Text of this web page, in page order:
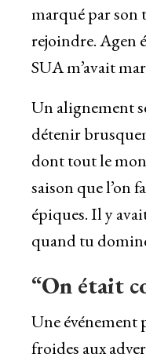
marqué par son
rejoindre. Agen
SUA m’avait
Un alignement
détenir
dont tout le
saison que l’on
épiques. Il y
quand tu
“On était
Une événement
froides aux